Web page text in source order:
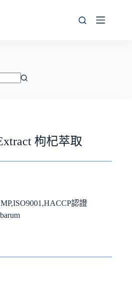
枸杞萃取
認證